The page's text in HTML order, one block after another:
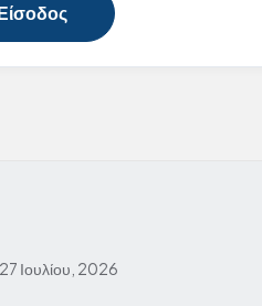
27 Ιουλίου, 2026